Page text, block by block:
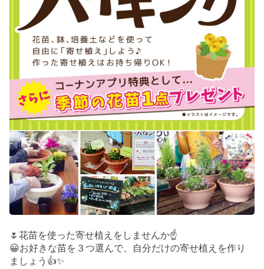
🌷花苗を使った寄せ植えをしませんか☝️
😀お好きな苗を３つ選んで、自分だけの寄せ植えを作り
ましょう👍✨